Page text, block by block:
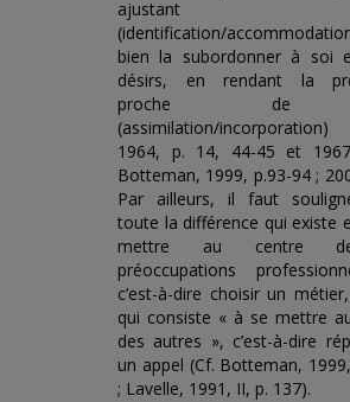
ajustant
(identification/
bien la subordonner à soi
désirs, en rendant la
proche de
(assimilation/incorporation)
1964, p. 14, 44-45 et
Botteman, 1999, p.93-94 ;
Par ailleurs, il faut
toute la différence qui existe
mettre au centre
préoccupations
c’est-à-dire choisir un
qui consiste « à se mettre
des autres », c’est-à-dire
un appel (Cf. Botteman,
; Lavelle, 1991, II, p. 137).